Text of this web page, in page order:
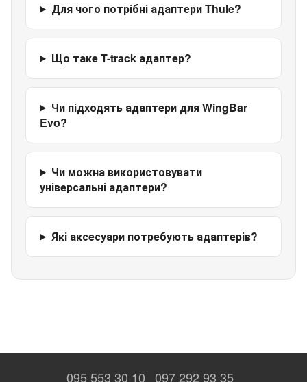
Для чого потрібні адаптери Thule?
Що таке T-track адаптер?
Чи підходять адаптери для WingBar
Evo?
Чи можна використовувати
універсальні адаптери?
Які аксесуари потребують адаптерів?
095 553 30 10 097 292 93 35